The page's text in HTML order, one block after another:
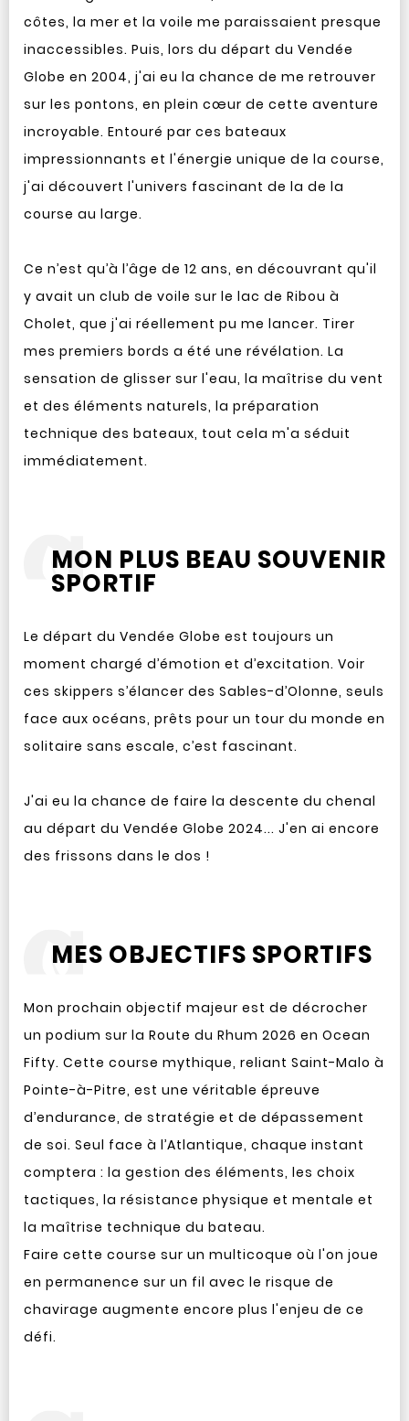
côtes, la mer et la voile me paraissaient presque
inaccessibles. Puis, lors du départ du Vendée
Globe en 2004, j'ai eu la chance de me retrouver
sur les pontons, en plein cœur de cette aventure
incroyable. Entouré par ces bateaux
impressionnants et l'énergie unique de la course,
j'ai découvert l'univers fascinant de la de la
course au large.
Ce n’est qu’à l’âge de 12 ans, en découvrant qu'il
y avait un club de voile sur le lac de Ribou à
Cholet, que j'ai réellement pu me lancer. Tirer
mes premiers bords a été une révélation. La
sensation de glisser sur l'eau, la maîtrise du vent
et des éléments naturels, la préparation
technique des bateaux, tout cela m'a séduit
immédiatement.
MON PLUS BEAU SOUVENIR
SPORTIF
Le départ du Vendée Globe est toujours un
moment chargé d’émotion et d’excitation. Voir
ces skippers s’élancer des Sables-d’Olonne, seuls
face aux océans, prêts pour un tour du monde en
solitaire sans escale, c’est fascinant.
J'ai eu la chance de faire la descente du chenal
au départ du Vendée Globe 2024... J'en ai encore
des frissons dans le dos !
MES OBJECTIFS SPORTIFS
Mon prochain objectif majeur est de décrocher
un podium sur la Route du Rhum 2026 en Ocean
Fifty. Cette course mythique, reliant Saint-Malo à
Pointe-à-Pitre, est une véritable épreuve
d’endurance, de stratégie et de dépassement
de soi. Seul face à l’Atlantique, chaque instant
comptera : la gestion des éléments, les choix
tactiques, la résistance physique et mentale et
la maîtrise technique du bateau.
Faire cette course sur un multicoque où l'on joue
en permanence sur un fil avec le risque de
chavirage augmente encore plus l'enjeu de ce
défi.